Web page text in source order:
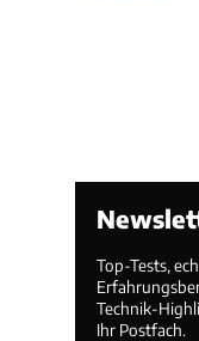
Top-Tests,
Technik-
Ihr Postfach.